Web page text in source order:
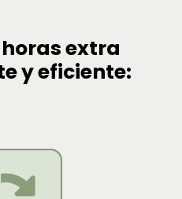
extra
y eficiente: